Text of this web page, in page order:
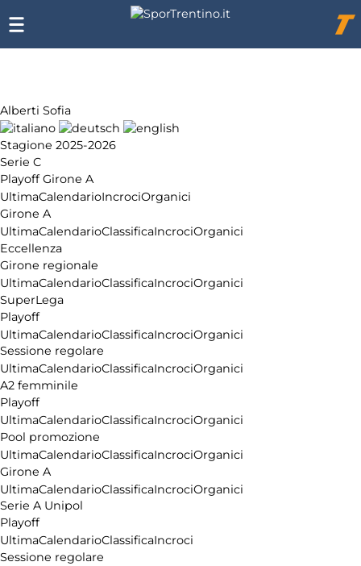
Alberti Sofia
Stagione 2025-2026
Serie C
Playoff Girone A
UltimaCalendarioIncrociOrganici
Girone A
UltimaCalendarioClassificaIncrociOrganici
Eccellenza
Girone regionale
UltimaCalendarioClassificaIncrociOrganici
SuperLega
Playoff
UltimaCalendarioClassificaIncrociOrganici
Sessione regolare
UltimaCalendarioClassificaIncrociOrganici
A2 femminile
Playoff
UltimaCalendarioClassificaIncrociOrganici
Pool promozione
UltimaCalendarioClassificaIncrociOrganici
Girone A
UltimaCalendarioClassificaIncrociOrganici
Serie A Unipol
Playoff
UltimaCalendarioClassificaIncroci
Sessione regolare
Chi
siamo
Affiliazione